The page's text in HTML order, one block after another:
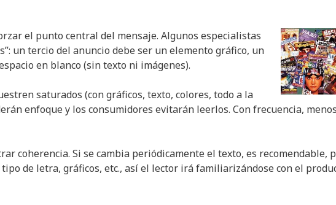
el punto central del mensaje. Algunos especialistas
un tercio del anuncio debe ser un elemento gráfico, un
en blanco (sin texto ni imágenes).
saturados (con gráficos, texto, colores, todo a la
enfoque y los consumidores evitarán leerlos. Con frecuencia,
coherencia. Si se cambia periódicamente el texto, es recomendable,
de letra, gráficos, etc., así el lector irá familiarizándose con el